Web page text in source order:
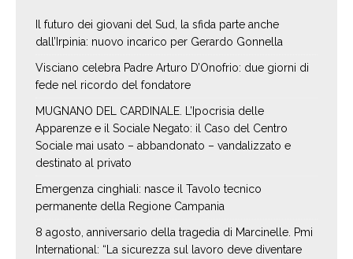
Il futuro dei giovani del Sud, la sfida parte anche
dall’Irpinia: nuovo incarico per Gerardo Gonnella
Visciano celebra Padre Arturo D’Onofrio: due giorni di
fede nel ricordo del fondatore
MUGNANO DEL CARDINALE. L’Ipocrisia delle
Apparenze e il Sociale Negato: il Caso del Centro
Sociale mai usato – abbandonato – vandalizzato e
destinato al privato
Emergenza cinghiali: nasce il Tavolo tecnico
permanente della Regione Campania
8 agosto, anniversario della tragedia di Marcinelle. Pmi
International: “La sicurezza sul lavoro deve diventare